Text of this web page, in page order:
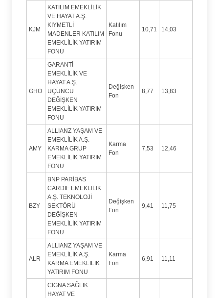
KJM
KATILIM EMEKLİLİK
VE HAYAT A.Ş.
KIYMETLİ
MADENLER KATILIM
EMEKLİLİK YATIRIM
FONU
Katılım
Fonu
10,71 14,03
GHO
GARANTİ
EMEKLİLİK VE
HAYAT A.Ş.
ÜÇÜNCÜ
DEĞİŞKEN
EMEKLİLİK YATIRIM
FONU
Değişken
Fon
8,77 13,83
AMY
ALLIANZ YAŞAM VE
EMEKLİLİK A.Ş.
KARMA GRUP
EMEKLİLİK YATIRIM
FONU
Karma
Fon
7,53 12,46
BZY
BNP PARİBAS
CARDİF EMEKLİLİK
A.Ş. TEKNOLOJİ
SEKTÖRÜ
DEĞİŞKEN
EMEKLİLİK YATIRIM
FONU
Değişken
Fon
9,41 11,75
ALR
ALLIANZ YAŞAM VE
EMEKLİLİK A.Ş.
KARMA EMEKLİLİK
YATIRIM FONU
Karma
Fon
6,91 11,11
CİGNA SAĞLIK
HAYAT VE